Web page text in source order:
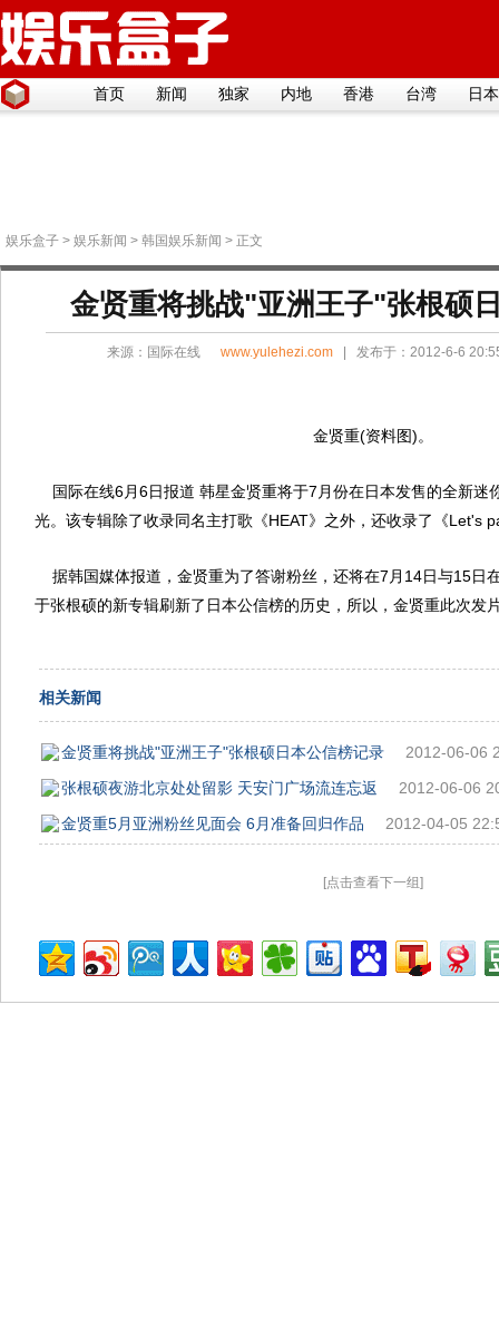
首页 新闻 独家 内地 香港 台湾 日本
娱乐盒子 > 娱乐新闻 > 韩国娱乐新闻 > 正文
金贤重将挑战"亚洲王子"张根硕
来源： 国际在线 www.yulehezi.com | 发布于：2012-6-6
金贤重(资料图)。
国际在线6月6日报道 韩星金贤重将于7月份在日本发售的全新迷
光。该专辑除了收录同名主打歌《HEAT》之外，还收录了《Let's
据韩国媒体报道，金贤重为了答谢粉丝，还将在7月14日与15日
于张根硕的新专辑刷新了日本公信榜的历史，所以，金贤重此次发
相关新闻
金贤重将挑战"亚洲王子"张根硕日本公信榜记录
2012-06-06
张根硕夜游北京处处留影 天安门广场流连忘返
2012-06-06
金贤重5月亚洲粉丝见面会 6月准备回归作品
2012-04-05
[点击查看下一组]